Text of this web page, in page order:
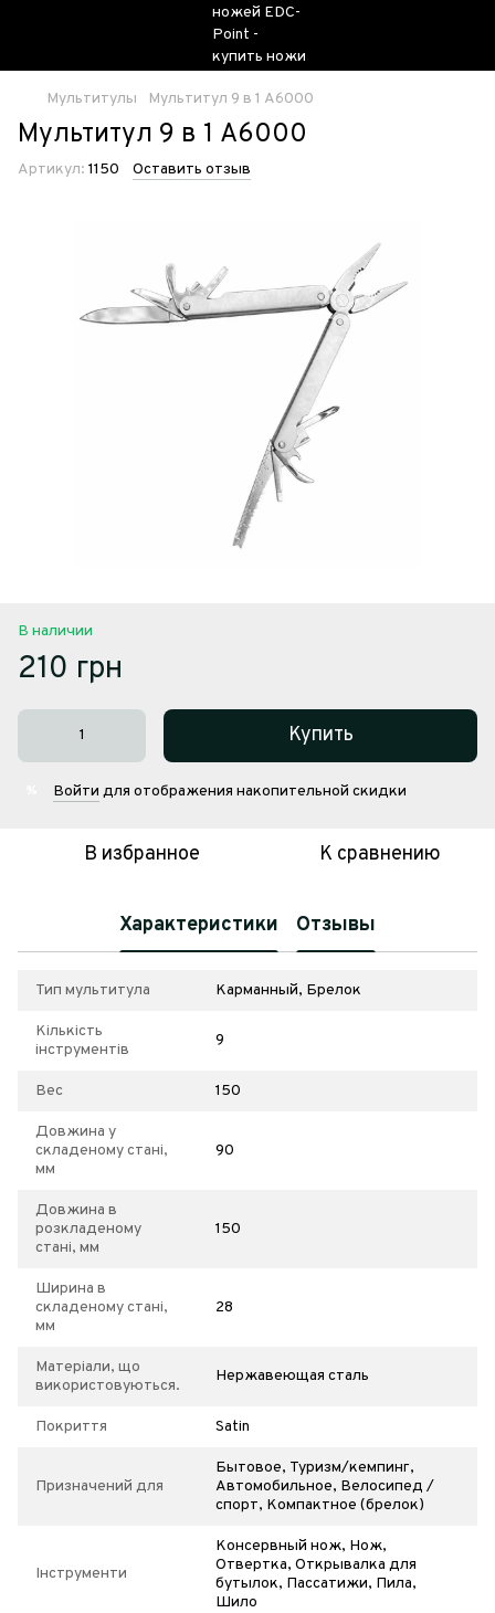
Мультитулы Мультитул 9 в 1 A6000
Мультитул 9 в 1 A6000
Артикул: 1150 Оставить отзыв
В наличии
210 грн
Купить
Войти для отображения накопительной скидки
В избранное К сравнению
Характеристики Отзывы
Тип мультитула Карманный, Брелок
Кількість
інструментів
9
Вес 150
Довжина у
складеному стані,
мм
90
Довжина в
розкладеному
стані, мм
150
Ширина в
складеному стані,
мм
28
Матеріали, що
використовуються.
Нержавеющая сталь
Покриття Satin
Призначений для
Бытовое, Туризм/кемпинг,
Автомобильное, Велосипед /
спорт, Компактное (брелок)
Інструменти
Консервный нож, Нож,
Отвертка, Открывалка для
бутылок, Пассатижи, Пила,
Шило